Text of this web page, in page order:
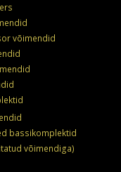
võimendid
bassikomplektid
võimendiga)